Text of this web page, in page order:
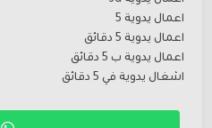
اعمال يدوية 5
اعمال يدوية 5 دقائق
اعمال يدوية ب 5 دقائق
اشغال يدوية في 5 دقائق